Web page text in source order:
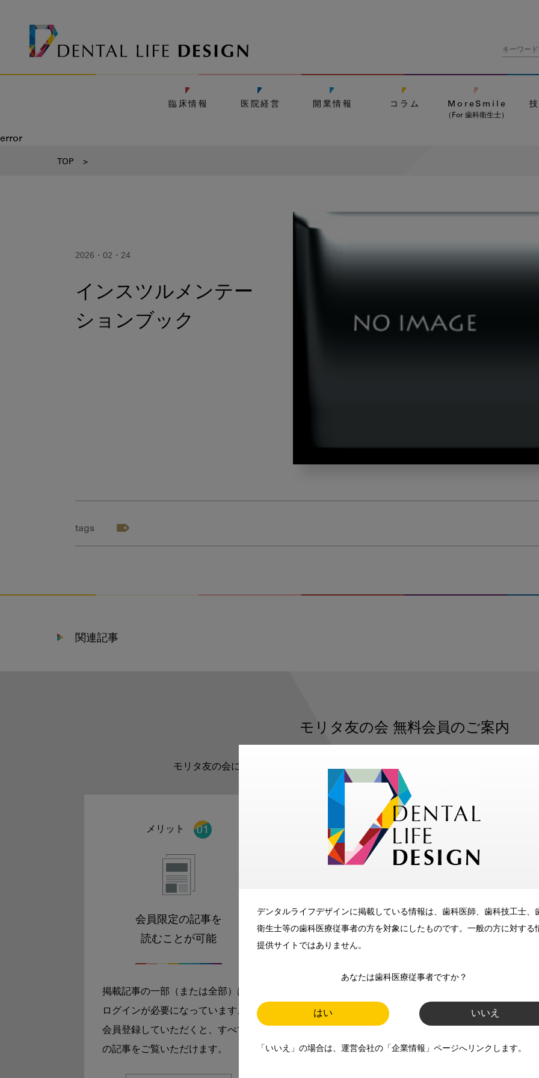
デンタルライフデザインに掲載している情報は、歯科医師、歯科技工士、
衛生士等の歯科医療従事者の方を対象にしたものです。一般の方に対する
提供サイトではありません。
あなたは歯科医療従事者ですか？
はい いいえ
「いいえ」の場合は、運営会社の「企業情報」ページへリンクします。
臨床情報 医院経営 開業情報 コラム MoreSmile
（For 歯科衛生士）
error
TOP >
2026・02・24
インスツルメンテー
ションブック
tags
関連記事
モリタ友の会 無料会員のご案内
モリタ友の会に登録いただくと、デンタルライフデザインをもっと便利にご利用い
メリット
会員限定の記事を
読むことが可能
掲載記事の一部（または全部）は
ログインが必要になっています。
会員登録していただくと、すべて
の記事をご覧いただけます。
メリット
メールマガジンでお届け
師、歯科衛生士、歯科技工士）に
お届けします。